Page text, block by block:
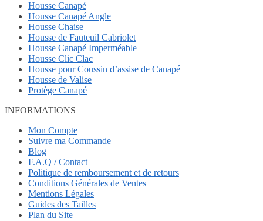
Housse Canapé
Housse Canapé Angle
Housse Chaise
Housse de Fauteuil Cabriolet
Housse Canapé Imperméable
Housse Clic Clac
Housse pour Coussin d’assise de Canapé
Housse de Valise
Protège Canapé
INFORMATIONS
Mon Compte
Suivre ma Commande
Blog
F.A.Q / Contact
Politique de remboursement et de retours
Conditions Générales de Ventes
Mentions Légales
Guides des Tailles
Plan du Site